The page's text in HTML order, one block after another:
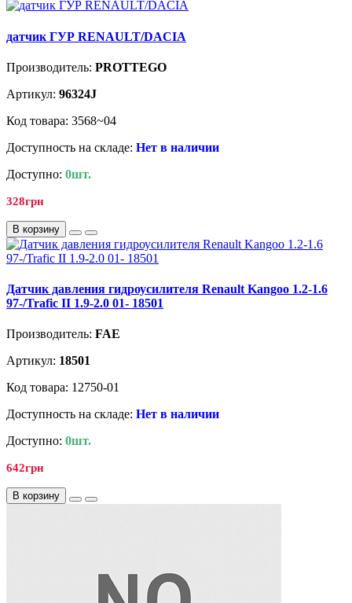
датчик ГУР RENAULT/DACIA
Производитель: PROTTEGO
Артикул: 96324J
Код товара: 3568~04
Доступность на складе: Нет в наличии
Доступно: 0шт.
328грн
В корзину
Датчик давления гидроусилителя Renault Kangoo 1.2-1.6
97-/Trafic II 1.9-2.0 01- 18501
Производитель: FAE
Артикул: 18501
Код товара: 12750-01
Доступность на складе: Нет в наличии
Доступно: 0шт.
642грн
В корзину